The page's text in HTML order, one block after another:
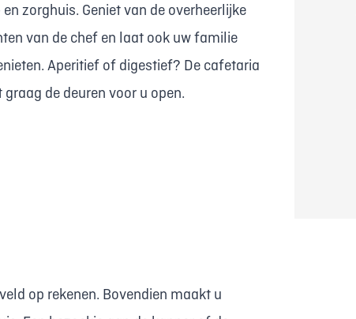
zorghuis. Geniet van de overheerlijke
van de chef en laat ook uw familie
Aperitief of digestief? De cafetaria
de deuren voor u open.
op rekenen. Bovendien maakt u